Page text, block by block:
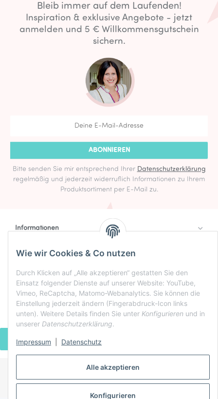
Alle akzeptieren
Konfigurieren
Wie wir Cookies & Co nutzen
Durch Klicken auf „Alle akzeptieren“ gestatten Sie den
Einsatz folgender Dienste auf unserer Website: YouTube,
Vimeo, ReCaptcha, Matomo-Webanalytics. Sie können die
Einstellung jederzeit ändern (Fingerabdruck-Icon links
unten). Weitere Details finden Sie unter Konfigurieren und in
unserer Datenschutzerklärung.
Impressum Datenschutz
Bleib immer auf dem Laufenden!
Inspiration & exklusive Angebote - jetzt
anmelden und 5 € Willkommensgutschein
sichern.
ABONNIEREN
Bitte senden Sie mir entsprechend Ihrer Datenschutzerklärung
regelmäßig und jederzeit widerruflich Informationen zu Ihrem
Produktsortiment per E-Mail zu.
Informationen
Zahlung & Versand
VERTRAG WIDERRUFEN
* Alle Preise inkl. gesetzlicher USt., zzgl.Versand